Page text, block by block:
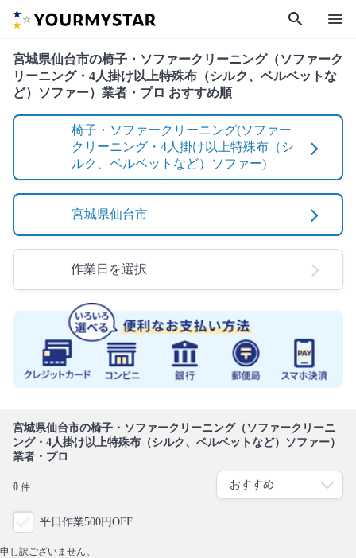
search menu
宮城県仙台市の椅子・ソファークリーニング（ソファーク
リーニング・4人掛け以上特殊布（シルク、ベルベットな
ど）ソファー）業者・プロ おすすめ順
椅子・ソファークリーニング(ソファー
クリーニング・4人掛け以上特殊布（シ
ルク、ベルベットなど）ソファー)
宮城県仙台市
作業日を選択
宮城県仙台市の椅子・ソファークリーニング（ソファークリーニ
ング・4人掛け以上特殊布（シルク、ベルベットなど）ソファー）
業者・プロ
0 件
平日作業500円OFF
申し訳ございません。